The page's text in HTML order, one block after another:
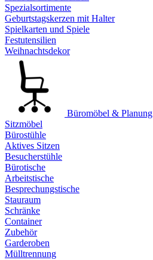
Spezialsortimente
Geburtstagskerzen mit Halter
Spielkarten und Spiele
Festutensilien
Weihnachtsdekor
Büromöbel & Planung
Sitzmöbel
Bürostühle
Aktives Sitzen
Besucherstühle
Bürotische
Arbeitstische
Besprechungstische
Stauraum
Schränke
Container
Zubehör
Garderoben
Mülltrennung